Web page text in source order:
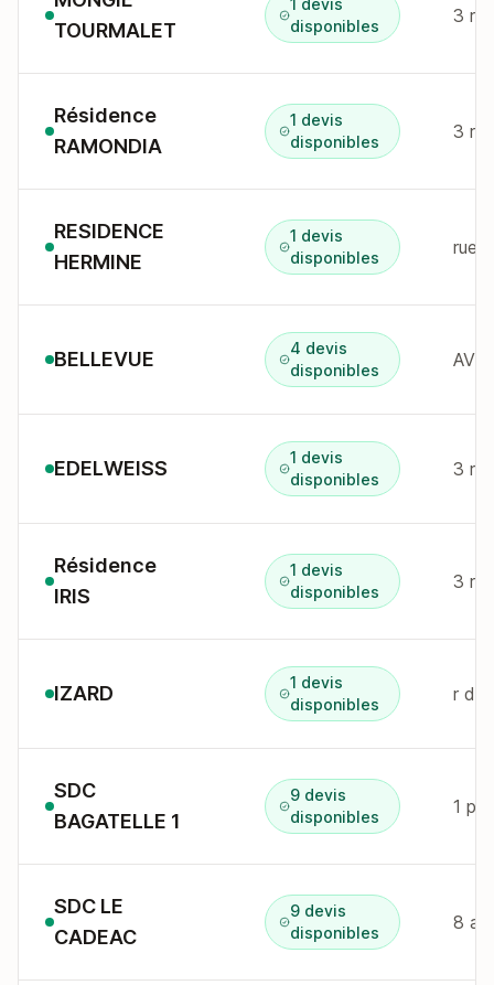
TOURMALET
1 devis
disponibles
Résidence
RAMONDIA
1 devis
disponibles
RESIDENCE
HERMINE
1 devis
disponibles
BELLEVUE
4 devis
disponibles
EDELWEISS
1 devis
disponibles
Résidence
IRIS
1 devis
disponibles
IZARD
1 devis
disponibles
r de
SDC
BAGATELLE 1
9 devis
disponibles
1 pl
SDC LE
CADEAC
9 devis
disponibles
8 av